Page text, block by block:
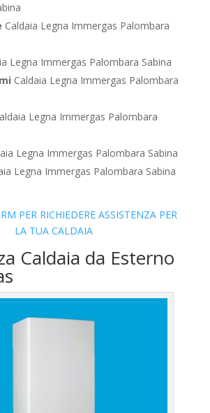
Caldaia Legna Immergas Palombara
Legna Immergas Palombara Sabina
Caldaia Legna Immergas Palombara
Legna Immergas Palombara
Legna Immergas Palombara Sabina
Legna Immergas Palombara Sabina
PER RICHIEDERE ASSISTENZA PER
LA TUA CALDAIA
Caldaia da Esterno